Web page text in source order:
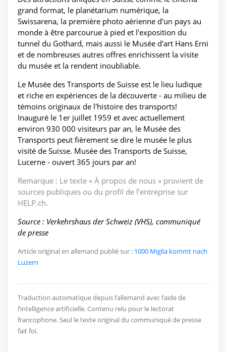
grand format, le planétarium numérique, la
Swissarena, la première photo aérienne d'un pays au
monde à être parcourue à pied et l'exposition du
tunnel du Gothard, mais aussi le Musée d'art Hans Erni
et de nombreuses autres offres enrichissent la visite
du musée et la rendent inoubliable.
Le Musée des Transports de Suisse est le lieu ludique
et riche en expériences de la découverte - au milieu de
témoins originaux de l'histoire des transports!
Inauguré le 1er juillet 1959 et avec actuellement
environ 930 000 visiteurs par an, le Musée des
Transports peut fièrement se dire le musée le plus
visité de Suisse. Musée des Transports de Suisse,
Lucerne - ouvert 365 jours par an!
Remarque : Le texte « À propos de nous » provient de
sources publiques ou du profil de l’entreprise sur
HELP.ch.
Source : Verkehrshaus der Schweiz (VHS), communiqué
de presse
Article original en allemand publié sur : 1000 Miglia kommt nach
Luzern
Traduction automatique depuis l’allemand avec l’aide de
l’intelligence artificielle. Contenu relu pour le lectorat
francophone. Seul le texte original du communiqué de presse
fait foi.